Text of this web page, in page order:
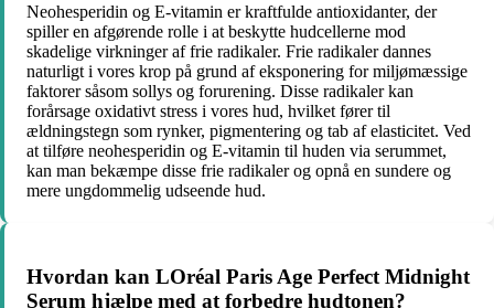
Neohesperidin og E-vitamin er kraftfulde antioxidanter, der
spiller en afgørende rolle i at beskytte hudcellerne mod
skadelige virkninger af frie radikaler. Frie radikaler dannes
naturligt i vores krop på grund af eksponering for miljømæssige
faktorer såsom sollys og forurening. Disse radikaler kan
forårsage oxidativt stress i vores hud, hvilket fører til
ældningstegn som rynker, pigmentering og tab af elasticitet. Ved
at tilføre neohesperidin og E-vitamin til huden via serummet,
kan man bekæmpe disse frie radikaler og opnå en sundere og
mere ungdommelig udseende hud.
Hvordan kan LOréal Paris Age Perfect Midnight
Serum hjælpe med at forbedre hudtonen?